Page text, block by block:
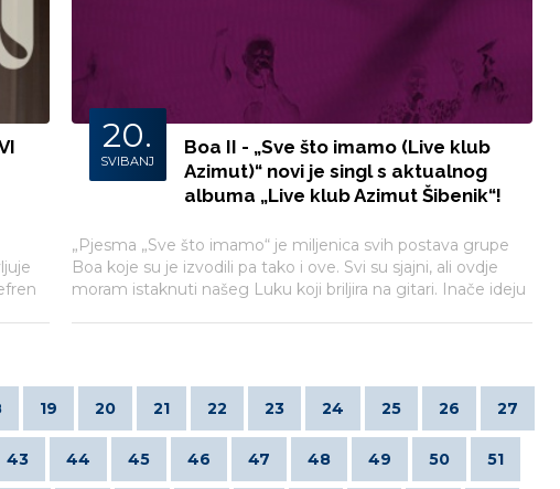
20.
SVIBANJ
Boa II - „Sve što imamo (Live klub
Azimut)“ novi je singl s aktualnog
albuma „Live klub Azimut Šibenik“!
„Pjesma „Sve što imamo“ je miljenica svih postava grupe
Boa koje su je izvodili pa tako i ove. Svi su sjajni, ali ovdje
moram istaknuti našeg Luku koji briljira na gitari. Inače ideju
19 20 21 22 23 24 25 26 27
43 44 45 46 47 48 49 50 51